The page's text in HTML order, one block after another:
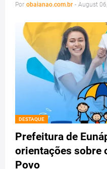
Por obaianao.com.br - August
DESTAQUE
Prefeitura de
orientações sobre
Povo